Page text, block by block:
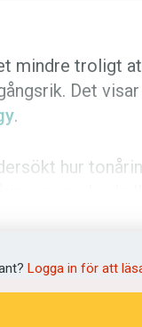
mindre troligt
Det
.
hur
men med helt
Logga in för att